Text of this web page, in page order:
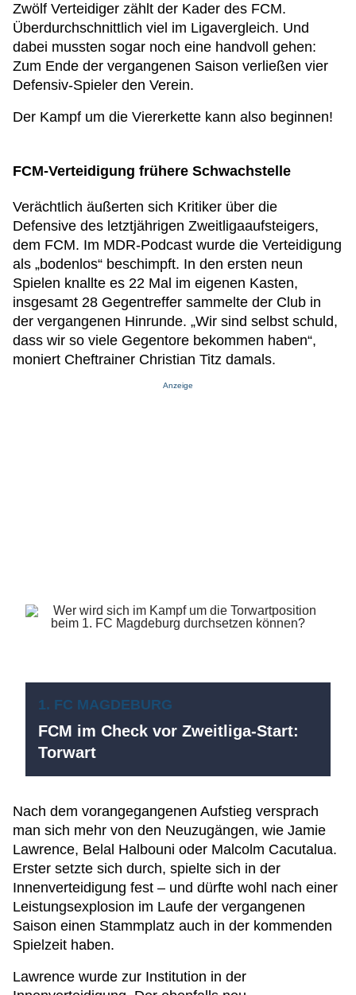
Zwölf Verteidiger zählt der Kader des FCM.
Überdurchschnittlich viel im Ligavergleich. Und
dabei mussten sogar noch eine handvoll gehen:
Zum Ende der vergangenen Saison verließen vier
Defensiv-Spieler den Verein.
Der Kampf um die Viererkette kann also beginnen!
FCM-Verteidigung frühere Schwachstelle
Verächtlich äußerten sich Kritiker über die
Defensive des letztjährigen Zweitligaaufsteigers,
dem FCM. Im MDR-Podcast wurde die Verteidigung
als „bodenlos“ beschimpft. In den ersten neun
Spielen knallte es 22 Mal im eigenen Kasten,
insgesamt 28 Gegentreffer sammelte der Club in
der vergangenen Hinrunde. „Wir sind selbst schuld,
dass wir so viele Gegentore bekommen haben“,
moniert Cheftrainer Christian Titz damals.
Anzeige
1. FC MAGDEBURG
FCM im Check vor Zweitliga-Start:
Torwart
Nach dem vorangegangenen Aufstieg versprach
man sich mehr von den Neuzugängen, wie Jamie
Lawrence, Belal Halbouni oder Malcolm Cacutalua.
Erster setzte sich durch, spielte sich in der
Innenverteidigung fest – und dürfte wohl nach einer
Leistungsexplosion im Laufe der vergangenen
Saison einen Stammplatz auch in der kommenden
Spielzeit haben.
Lawrence wurde zur Institution in der